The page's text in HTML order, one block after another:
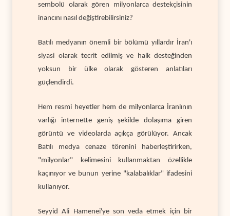
sembolü olarak gören milyonlarca destekçisinin
inancını nasıl değiştirebilirsiniz?
Batılı medyanın önemli bir bölümü yıllardır İran'ı
siyasi olarak tecrit edilmiş ve halk desteğinden
yoksun bir ülke olarak gösteren anlatıları
güçlendirdi.
Hem resmi heyetler hem de milyonlarca İranlının
varlığı internette geniş şekilde dolaşıma giren
görüntü ve videolarda açıkça görülüyor. Ancak
Batılı medya cenaze törenini haberleştirirken,
"milyonlar" kelimesini kullanmaktan özellikle
kaçınıyor ve bunun yerine "kalabalıklar" ifadesini
kullanıyor.
Seyyid Ali Hamenei'ye son veda etmek için bir